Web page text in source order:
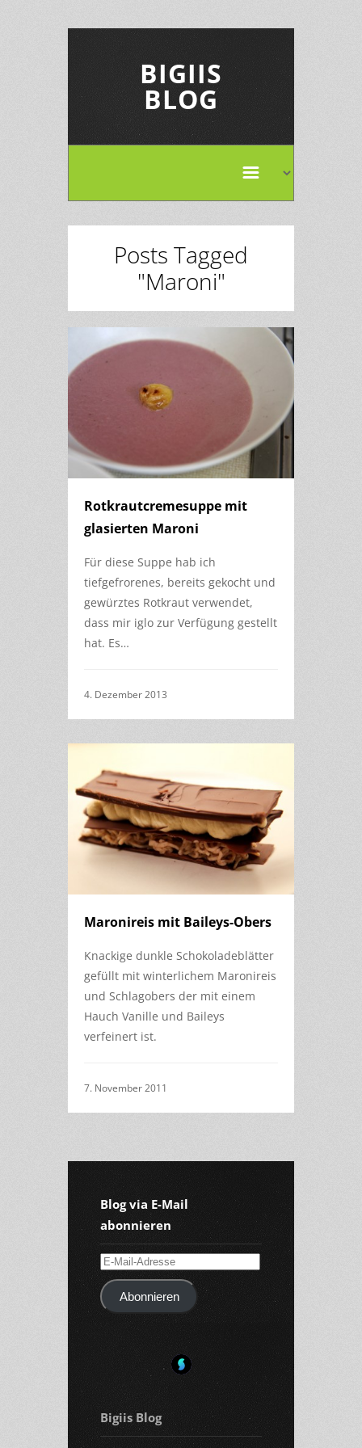
BIGIIS
BLOG
Posts Tagged
"Maroni"
Rotkrautcremesuppe mit
glasierten Maroni
Für diese Suppe hab ich
tiefgefrorenes, bereits gekocht und
gewürztes Rotkraut verwendet,
dass mir iglo zur Verfügung gestellt
hat. Es…
4. Dezember 2013
Maronireis mit Baileys-Obers
Knackige dunkle Schokoladeblätter
gefüllt mit winterlichem Maronireis
und Schlagobers der mit einem
Hauch Vanille und Baileys
verfeinert ist.
7. November 2011
Blog via E-Mail
abonnieren
E-
Mail-
AdresseAbonnieren
Bigiis Blog